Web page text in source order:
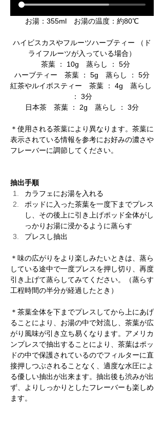
お湯：355ml　お湯の温度：約80℃
ハイビスカスやフルーツハーブティー （ド
ライフルーツが入っている場合）
茶葉 ： 10g　蒸らし ： 5分
ハーブティー　茶葉 ： 5g　蒸らし ： 5分
紅茶やルイボスティー　茶葉 ： 4g　蒸らし
： 3分
日本茶　茶葉 ： 2g　蒸らし ： 3分
＊使用される茶葉により異なります。茶葉に
表示されている情報を参考にお好みの濃さや
フレーバーに調節してください。
抽出手順
カラフェにお湯を入れる
ポッドに入った茶葉を一度下までプレス
し、その後上に引き上げポッド全体がし
っかりお湯に浸かるように蒸らす
プレスし抽出
＊味の広がりをより楽しみたいときは、蒸ら
している途中で一度プレスを押し切り、再度
引き上げて蒸らしてみてください。（蒸らす
工程時間の半分が経過したとき）
​＊茶葉全体を下までプレスしてから上にあげ
ることにより、お湯の中で対流し、茶葉が広
がり風味が引き立ち易くなります。アメリカ
ンプレスで抽出することにより、茶葉はポッ
ドの中で保護されているのでフィルターに直
接押しつぶされることなく、適度な水圧によ
る優しい抽出が出来ます。抽出後も渋みが出
ず、よりしっかりとしたフレーバーも楽しめ
ます。